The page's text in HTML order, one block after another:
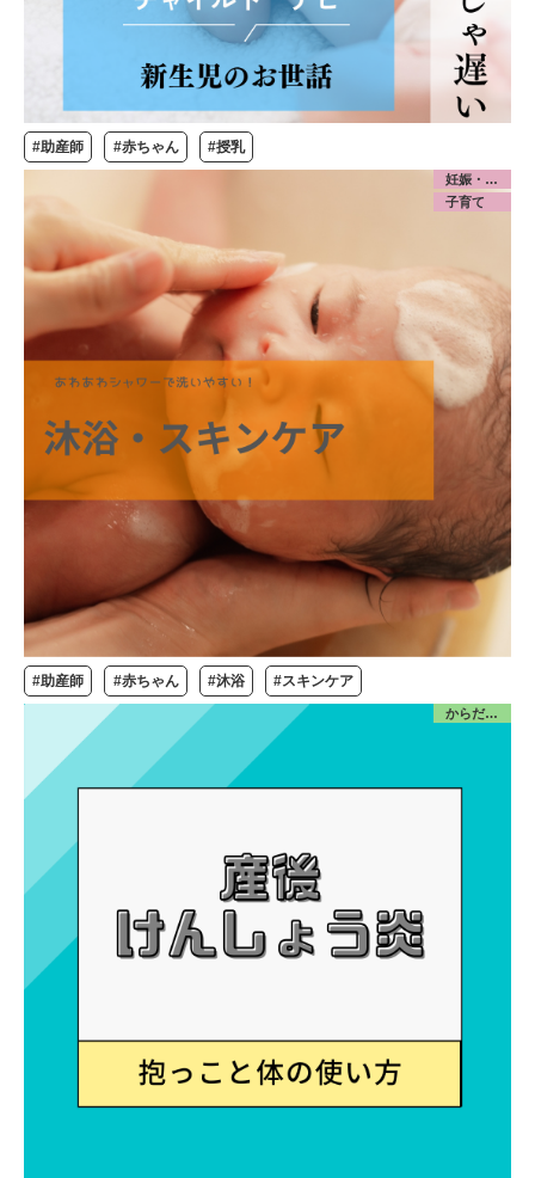
#助産師 #赤ちゃん #授乳
妊娠・出産
子育て
#助産師 #赤ちゃん #沐浴 #スキンケア
からだ／産前産後